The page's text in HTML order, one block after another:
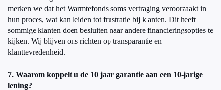
merken we dat het Warmtefonds soms vertraging veroorzaakt in
hun proces, wat kan leiden tot frustratie bij klanten. Dit heeft
sommige klanten doen besluiten naar andere financieringsopties te
kijken. Wij blijven ons richten op transparantie en
klanttevredenheid.
7. Waarom koppelt u de 10 jaar garantie aan een 10-jarige
lening?